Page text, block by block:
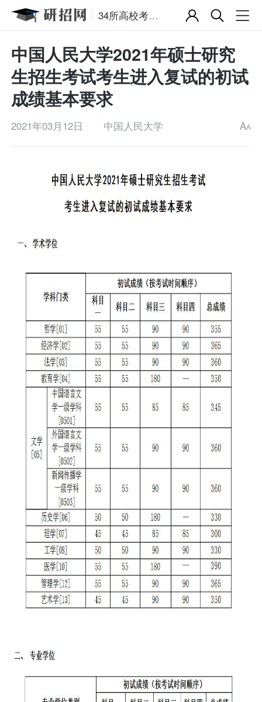
34所高校考研复试分数线
中国人民大学2021年硕士研究
生招生考试考生进入复试的初试
成绩基本要求
2021年03月12日 中国人民大学 AA